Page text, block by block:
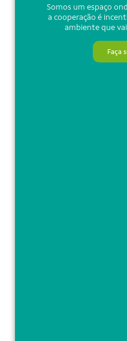
Somos um espaço
a cooperação é
ambiente que
Faça